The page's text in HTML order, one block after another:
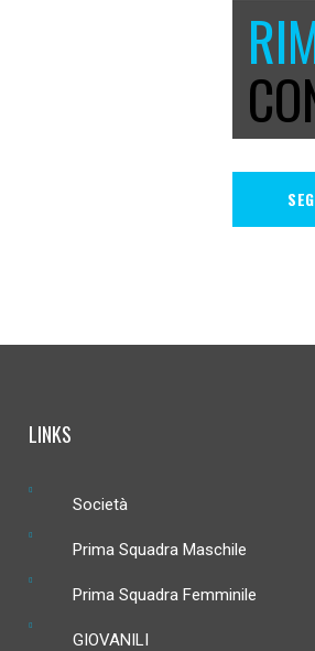
LINKS
Società
Prima Squadra Maschile
Prima Squadra Femminile
GIOVANILI